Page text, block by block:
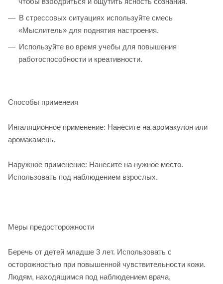
В стрессовых ситуациях используйте смесь
«Мыслитель» для поднятия настроения.
Используйте во время учебы для повышения
работоспособности и креативности.
Способы применеия
Ингаляционное применение: Нанесите на аромакулон или
аромакамень.
Наружное применение: Нанесите на нужное место.
Использовать под наблюдением взрослых.
Меры предосторожности
Беречь от детей младше 3 лет. Использовать с
осторожностью при повышенной чувствительности кожи.
Людям, находящимся под наблюдением врача,